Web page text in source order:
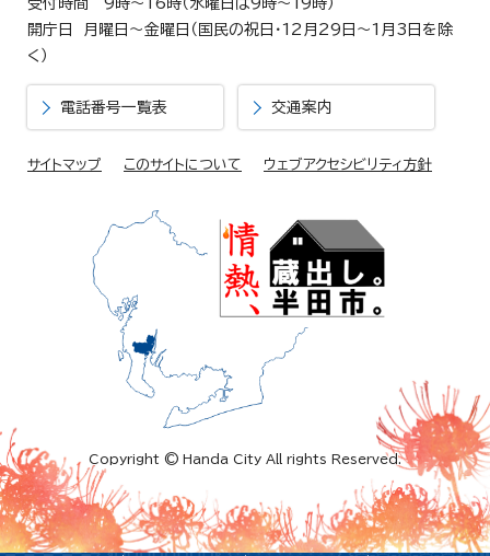
受付時間 9時～16時（水曜日は9時～19時）
開庁日 月曜日～金曜日（国民の祝日・12月29日～1月3日を除
く）
電話番号一覧表 交通案内
サイトマップ このサイトについて ウェブアクセシビリティ方針
Copyright © Handa City All rights Reserved.